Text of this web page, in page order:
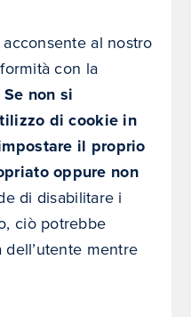
al nostro
con la
Se non si
di cookie in
il proprio
oppure non
di disabilitare i
ciò potrebbe
dell’utente mentre